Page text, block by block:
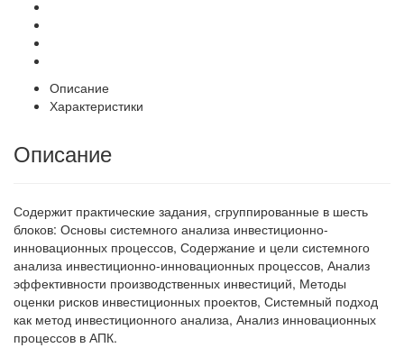
Описание
Характеристики
Описание
Содержит практические задания, сгруппированные в шесть
блоков: Основы системного анализа инвестиционно-
инновационных процессов, Содержание и цели системного
анализа инвестиционно-инновационных процессов, Анализ
эффективности производственных инвестиций, Методы
оценки рисков инвестиционных проектов, Системный подход
как метод инвестиционного анализа, Анализ инновационных
процессов в АПК.